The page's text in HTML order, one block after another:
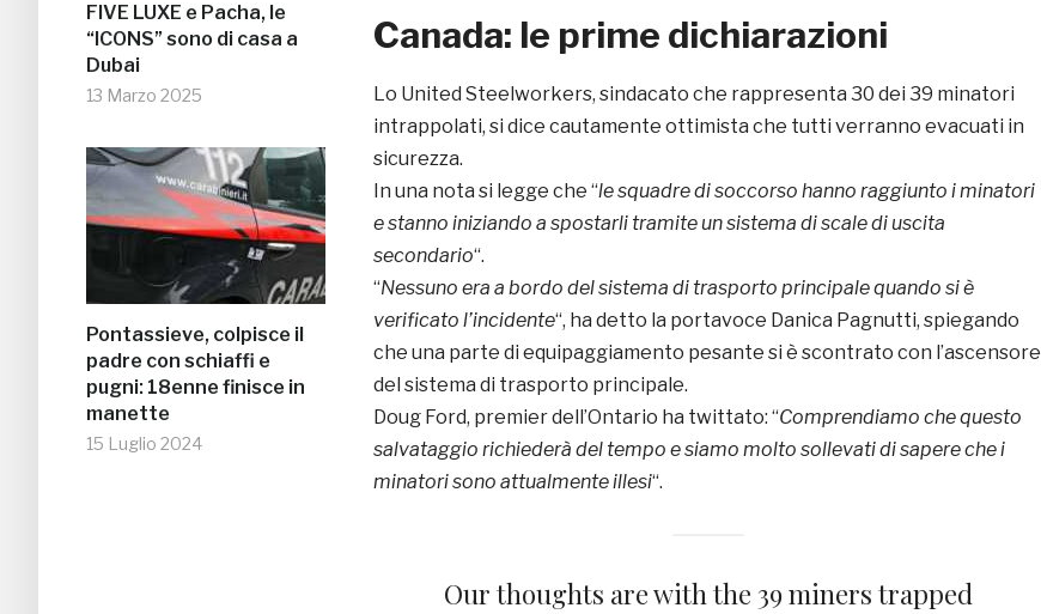
FIVE LUXE e Pacha, le
“ICONS” sono di casa a
Dubai
13 Marzo 2025
Pontassieve, colpisce il
padre con schiaffi e
pugni: 18enne finisce in
manette
15 Luglio 2024
Canada: le prime dichiarazioni
Lo United Steelworkers, sindacato che rappresenta 30 dei 39 minatori
intrappolati, si dice cautamente ottimista che tutti verranno evacuati in
sicurezza.
In una nota si legge che “le squadre di soccorso hanno raggiunto i minatori
e stanno iniziando a spostarli tramite un sistema di scale di uscita
secondario“.
“Nessuno era a bordo del sistema di trasporto principale quando si è
verificato l’incidente“, ha detto la portavoce Danica Pagnutti, spiegando
che una parte di equipaggiamento pesante si è scontrato con l’ascensore
del sistema di trasporto principale.
Doug Ford, premier dell’Ontario ha twittato: “Comprendiamo che questo
salvataggio richiederà del tempo e siamo molto sollevati di sapere che i
minatori sono attualmente illesi“.
Our thoughts are with the 39 miners trapped